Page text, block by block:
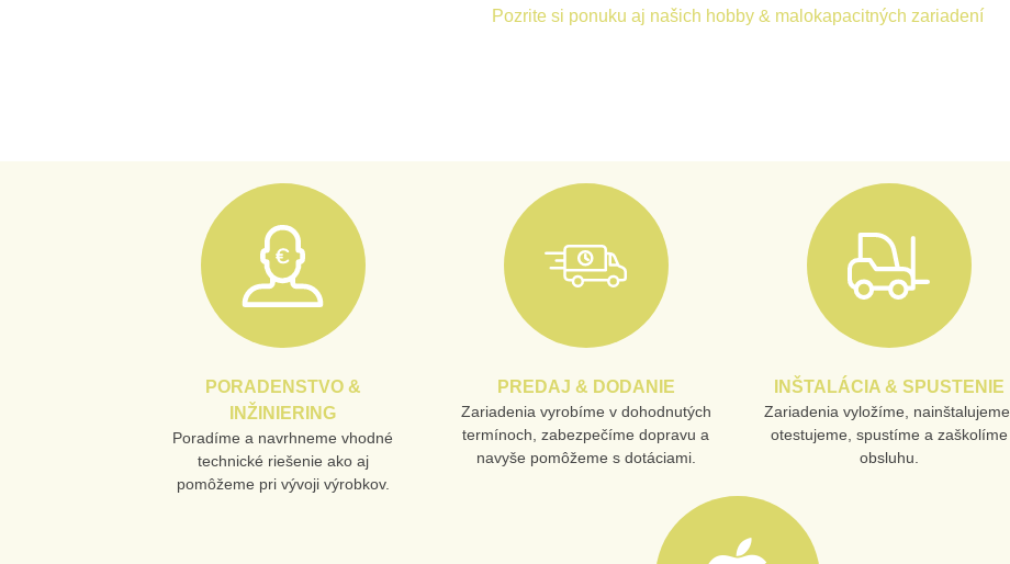
Pozrite si ponuku aj našich hobby & malokapacitných zariadení
PORADENSTVO &
INŽINIERING
Poradíme a navrhneme vhodné
technické riešenie ako aj
pomôžeme pri vývoji výrobkov.
PREDAJ & DODANIE
Zariadenia vyrobíme v dohodnutých
termínoch, zabezpečíme dopravu a
navyše pomôžeme s dotáciami.
INŠTALÁCIA & SPUSTENIE
Zariadenia vyložíme, nainštalujeme,
otestujeme, spustíme a zaškolíme
obsluhu.